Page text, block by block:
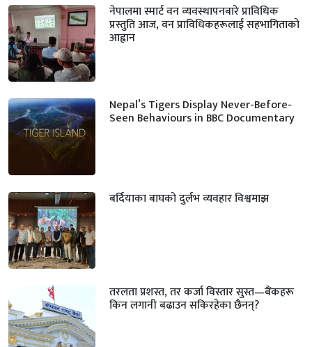
नेपालमा स्मार्ट वन व्यवस्थापनबारे प्राविधिक
प्रस्तुति आज, वन प्राविधिकहरूलाई सहभागिताको
आह्वान
Nepal’s Tigers Display Never-Before-
Seen Behaviours in BBC Documentary
बर्दियाका बाघको दुर्लभ व्यवहार विश्वमाझ
तरलता प्रशस्त, तर कर्जा विस्तार सुस्त—बैंकहरू
किन लगानी बढाउन सकिरहेका छैनन्?